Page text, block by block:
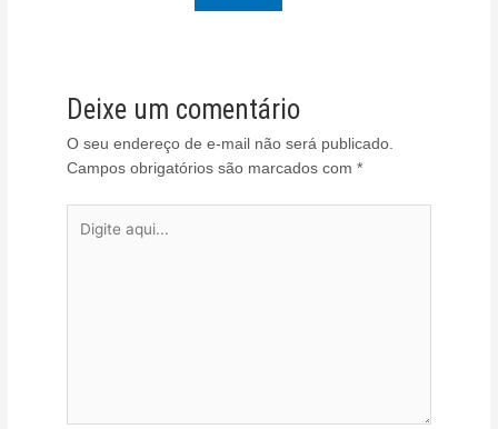
Deixe um comentário
O seu endereço de e-mail não será publicado.
Campos obrigatórios são marcados com*
aqui...